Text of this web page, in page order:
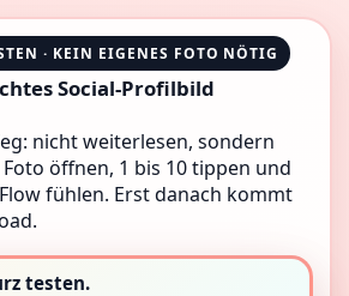
· KEIN EIGENES FOTO NÖTIG
Social-Profilbild
nicht weiterlesen, sondern
öffnen, 1 bis 10 tippen und
fühlen. Erst danach kommt
testen.